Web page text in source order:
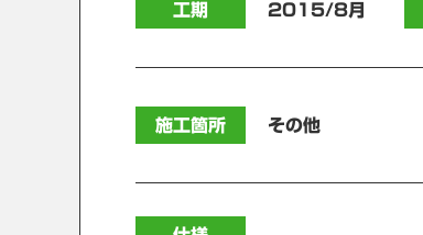
工期 2015/8月
施工箇所 その他